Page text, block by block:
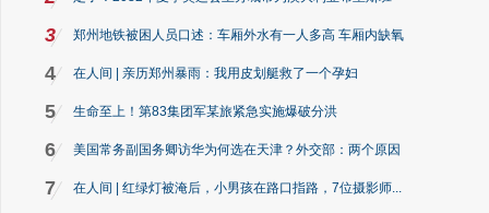
3 郑州地铁被困人员口述：车厢外水有一人多高 车厢内缺氧
4 在人间 | 亲历郑州暴雨：我用皮划艇救了一个孕妇
5 生命至上！第83集团军某旅紧急实施爆破分洪
6 美国常务副国务卿访华为何选在天津？外交部：两个原因
7 在人间 | 红绿灯被淹后，小男孩在路口指路，7位摄影师...